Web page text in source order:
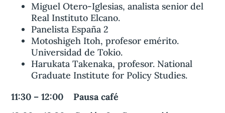
Miguel Otero-Iglesias, analista senior del
Real Instituto Elcano.
Panelista España 2
Motoshigeh Itoh, profesor emérito.
Universidad de Tokio.
Harukata Takenaka, profesor. National
Graduate Institute for Policy Studies.
11:30 – 12:00 Pausa café